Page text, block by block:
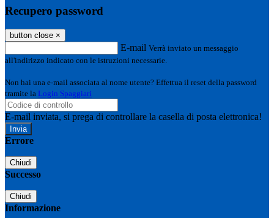
Recupero password
button close ×
E-mail Verrà inviato un messaggio
all'indirizzo indicato con le istruzioni necessarie.
Non hai una e-mail associata al nome utente? Effettua il reset della password
tramite la Login Spaggiari
E-mail inviata, si prega di controllare la casella di posta elettronica!
Errore
Chiudi
Successo
Chiudi
Informazione